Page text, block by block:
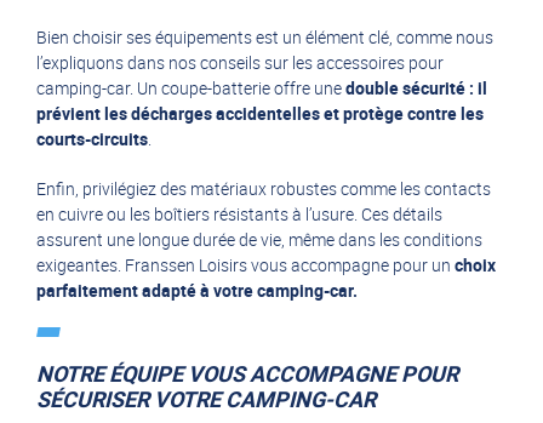
Bien choisir ses équipements est un élément clé, comme nous
l’expliquons dans nosconseils sur les accessoires pour
camping-car. Un coupe-batterie offre unedouble sécurité : il
prévient les décharges accidentelles et protège contre les
courts-circuits.
Enfin, privilégiez des matériaux robustes comme les contacts
en cuivre ou les boîtiers résistants à l’usure. Ces détails
assurent une longue durée de vie, même dans les conditions
exigeantes. Franssen Loisirs vous accompagne pour un choix
parfaitement adapté à votre camping-car.
NOTRE ÉQUIPE VOUS ACCOMPAGNE POUR
SÉCURISER VOTRE CAMPING-CAR